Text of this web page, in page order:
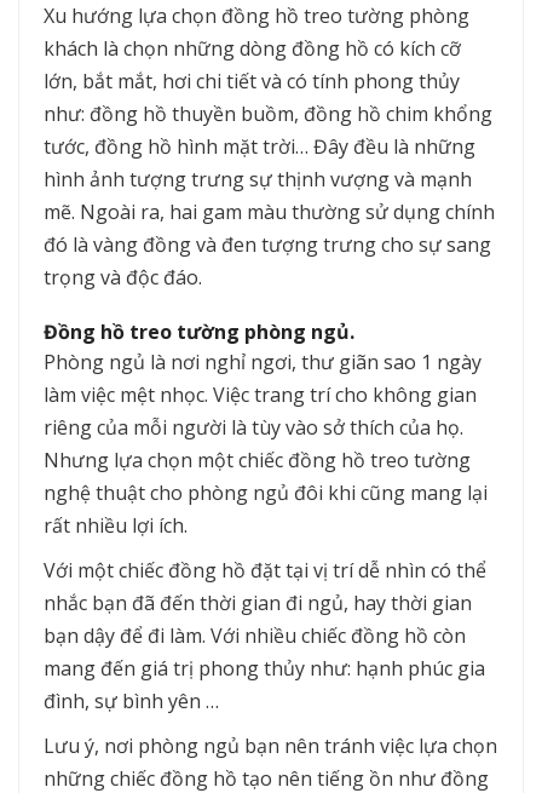
Xu hướng lựa chọn đồng hồ treo tường phòng
khách là chọn những dòng đồng hồ có kích cỡ
lớn, bắt mắt, hơi chi tiết và có tính phong thủy
như: đồng hồ thuyền buồm, đồng hồ chim khổng
tước, đồng hồ hình mặt trời… Đây đều là những
hình ảnh tượng trưng sự thịnh vượng và mạnh
mẽ. Ngoài ra, hai gam màu thường sử dụng chính
đó là vàng đồng và đen tượng trưng cho sự sang
trọng và độc đáo.
Đồng hồ treo tường phòng ngủ.
Phòng ngủ là nơi nghỉ ngơi, thư giãn sao 1 ngày
làm việc mệt nhọc. Việc trang trí cho không gian
riêng của mỗi người là tùy vào sở thích của họ.
Nhưng lựa chọn một chiếc đồng hồ treo tường
nghệ thuật cho phòng ngủ đôi khi cũng mang lại
rất nhiều lợi ích.
Với một chiếc đồng hồ đặt tại vị trí dễ nhìn có thể
nhắc bạn đã đến thời gian đi ngủ, hay thời gian
bạn dậy để đi làm. Với nhiều chiếc đồng hồ còn
mang đến giá trị phong thủy như: hạnh phúc gia
đình, sự bình yên …
Lưu ý, nơi phòng ngủ bạn nên tránh việc lựa chọn
những chiếc đồng hồ tạo nên tiếng ồn như đồng